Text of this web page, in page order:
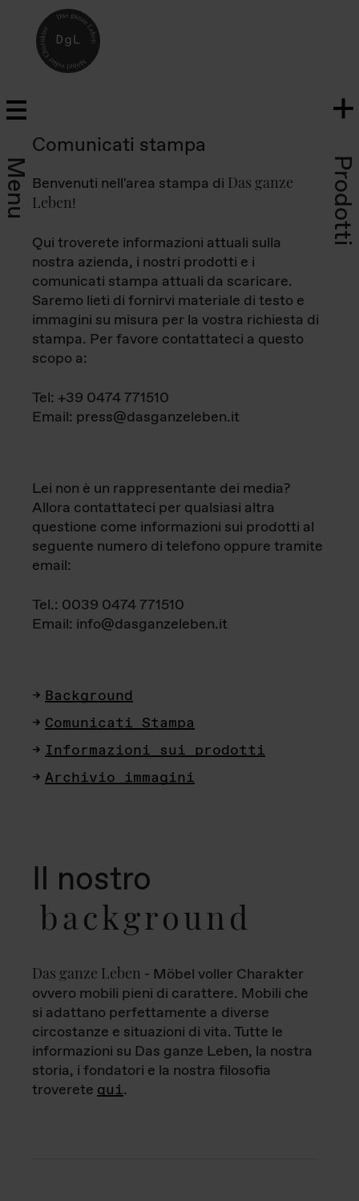
Menu Prodotti
Comunicati stampa
Benvenuti nell'area stampa di Das ganze
Leben!
Qui troverete informazioni attuali sulla
nostra azienda, i nostri prodotti e i
comunicati stampa attuali da scaricare.
Saremo lieti di fornirvi materiale di testo e
immagini su misura per la vostra richiesta di
stampa. Per favore contattateci a questo
scopo a:
Tel: +39 0474 771510
Email: press@dasganzeleben.it
Lei non è un rappresentante dei media?
Allora contattateci per qualsiasi altra
questione come informazioni sui prodotti al
seguente numero di telefono oppure tramite
email:
Tel.: 0039 0474 771510
Email: info@dasganzeleben.it
Background
Comunicati Stampa
Informazioni sui prodotti
Archivio immagini
Il nostro
background
Das ganze Leben - Möbel voller Charakter
ovvero mobili pieni di carattere. Mobili che
si adattano perfettamente a diverse
circostanze e situazioni di vita. Tutte le
informazioni su Das ganze Leben, la nostra
storia, i fondatori e la nostra filosofia
troverete qui.